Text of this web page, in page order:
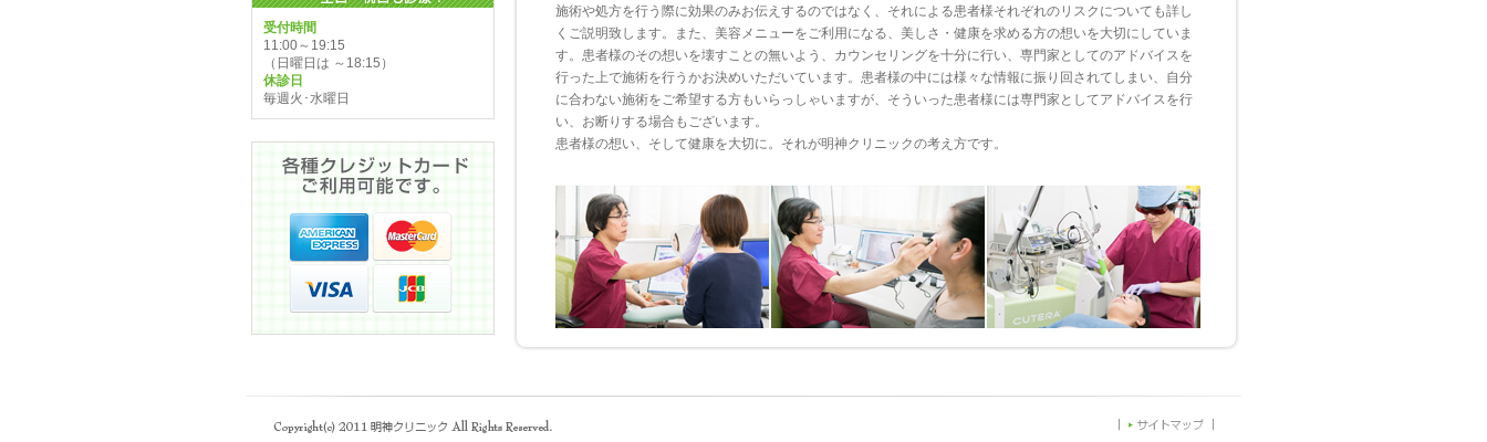
受付時間
11:00～19:15
（日曜日は ～18:15）
休診日
毎週火･水曜日
施術や処方を行う際に効果のみお伝えするのではなく、それによる患者様それぞれのリスクについても詳し
くご説明致します。また、美容メニューをご利用になる、美しさ・健康を求める方の想いを大切にしていま
す。患者様のその想いを壊すことの無いよう、カウンセリングを十分に行い、専門家としてのアドバイスを
行った上で施術を行うかお決めいただいています。患者様の中には様々な情報に振り回されてしまい、自分
に合わない施術をご希望する方もいらっしゃいますが、そういった患者様には専門家としてアドバイスを行
い、お断りする場合もございます。
患者様の想い、そして健康を大切に。それが明神クリニックの考え方です。